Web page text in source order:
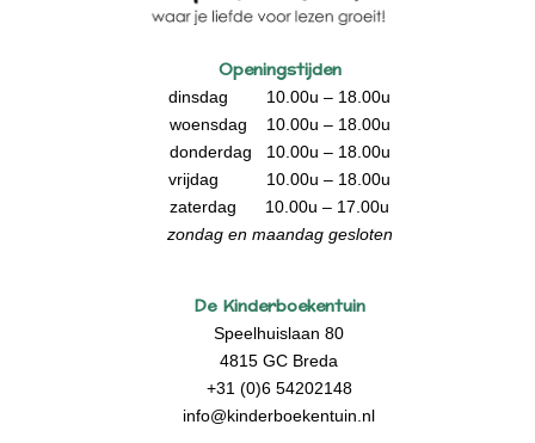
Openingstijden
dinsdag 10.00u – 18.00u
woensdag 10.00u – 18.00u
donderdag 10.00u – 18.00u
vrijdag 10.00u – 18.00u
zaterdag 10.00u – 17.00u
zondag en maandag gesloten
De Kinderboekentuin
Speelhuislaan 80
4815 GC Breda
+31 (0)6 54202148
info@kinderboekentuin.nl